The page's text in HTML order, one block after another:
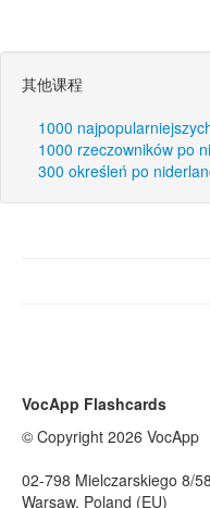
其他课程
1000
1000 rzeczowników po
300 określeń po
VocApp Flashcards
© Copyright 2026 VocApp
02-798 Mielczarskiego 8/58
Warsaw, Poland (EU)